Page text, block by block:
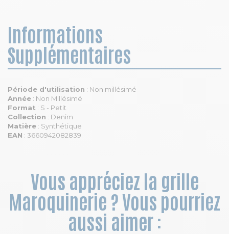
Informations
Supplémentaires
Période d'utilisation : Non millésimé
Année : Non Millésimé
Format : S - Petit
Collection : Denim
Matière : Synthétique
EAN : 3660942082839
Vous appréciez la grille
Maroquinerie ? Vous pourriez
aussi aimer :